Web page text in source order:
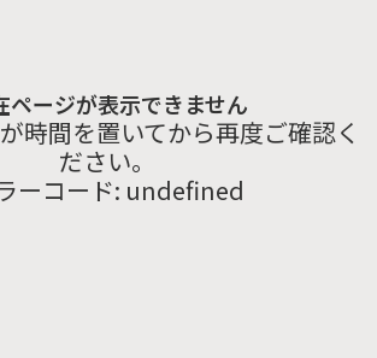
ページが表示できません
時間を置いてから再度ご確認く
ださい。
ーコード: undefined